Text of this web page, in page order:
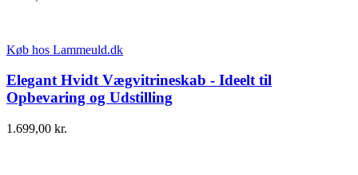
Køb hos Lammeuld.dk
Elegant Hvidt Vægvitrineskab - Ideelt til
Opbevaring og Udstilling
1.699,00 kr.